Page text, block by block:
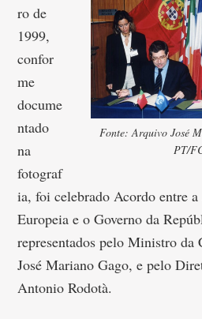
Fonte: Arquivo José
PT/
ro de
1999,
confor
me
docume
ntado
na
fotograf
ia, foi celebrado Acordo entre
Europeia e o Governo da
representados pelo Ministro da
José Mariano Gago, e pelo
Antonio Rodotà.